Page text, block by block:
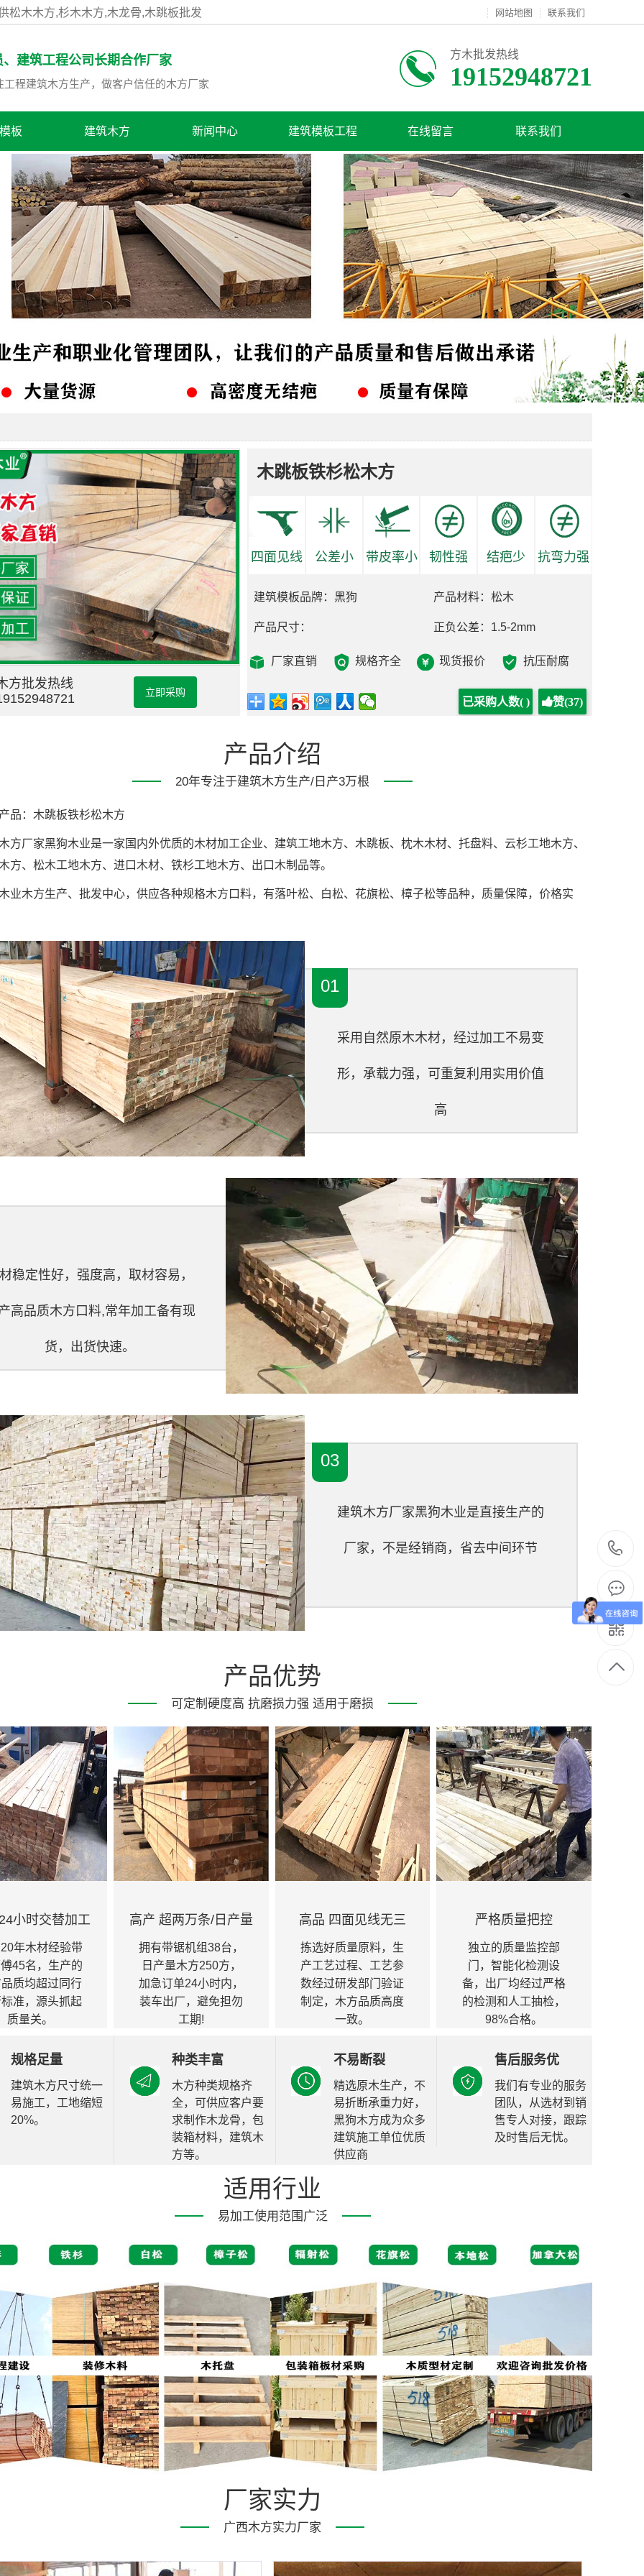
松木木方,杉木木方,木龙骨,木跳板批发 网站地图 联系我们
建筑工程公司长期合作厂家
工程建筑木方生产，做客户信任的木方厂家
方木批发热线
19152948721
板 建筑木方 新闻中心 建筑模板工程 在线留言 联系我们
立即采购
方批发热线
木跳板铁杉松木方
四面见线 公差小 带皮率小 韧性强 结疤少 抗弯力强
建筑模板品牌：黑狗
产品尺寸：
产品材料：松木
正负公差：1.5-2mm
厂家直销 规格齐全 现货报价 抗压耐腐
赞(37)
已采购人数()
产品介绍
20年专注于建筑木方生产/日产3万根
：木跳板铁杉松木方
家黑狗木业是一家国内外优质的木材加工企业、建筑工地木方、木跳板、枕木木材、托盘料、云杉工地木方、
方、松木工地木方、进口木材、铁杉工地木方、出口木制品等。
方生产、批发中心，供应各种规格木方口料，有落叶松、白松、花旗松、樟子松等品种，质量保障，价格实
01
采用自然原木木材，经过加工不易变
形，承载力强，可重复利用实用价值
高
稳定性好，强度高，取材容易，
高品质木方口料,常年加工备有现
货，出货快速。
03
建筑木方厂家黑狗木业是直接生产的
厂家，不是经销商，省去中间环节
产品优势
可定制硬度高 抗磨损力强 适用于磨损
小时交替加工
年木材经验带
45名，生产的
质均超过同行
准，源头抓起
质量关。
高产 超两万条/日产量
拥有带锯机组38台，
日产量木方250方，
加急订单24小时内，
装车出厂，避免担勿
工期!
高品 四面见线无三
拣选好质量原料，生
产工艺过程、工艺参
数经过研发部门验证
制定，木方品质高度
一致。
严格质量把控
独立的质量监控部
门，智能化检测设
备，出厂均经过严格
的检测和人工抽检，
98%合格。
规格足量
建筑木方尺寸统一
易施工，工地缩短
20%。
种类丰富
木方种类规格齐
全，可供应客户要
求制作木龙骨，包
装箱材料，建筑木
方等。
不易断裂
精选原木生产，不
易折断承重力好，
黑狗木方成为众多
建筑施工单位优质
供应商
售后服务优
我们有专业的服务
团队，从选材到销
售专人对接，跟踪
及时售后无忧。
适用行业
易加工使用范围广泛
厂家实力
广西木方实力厂家